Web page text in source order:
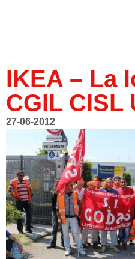
IKEA – La
CGIL CISL
27-06-2012